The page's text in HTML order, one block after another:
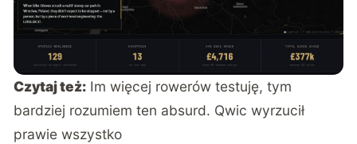
Czytaj też: Im więcej rowerów testuję, tym
bardziej rozumiem ten absurd. Qwic wyrzucił
prawie wszystko